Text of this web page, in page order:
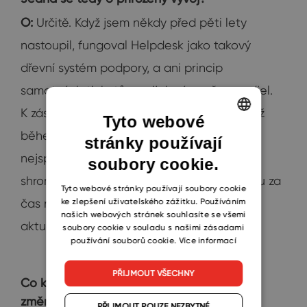
O: Určitě. Když jsem někdy před pěti lety
nastoupil, fungoval Helpdesk jako takový
dřevní systém podpory, a ani princip
samotných ticketů se nijak výrazně nevyvíjel.
K zásadnějším změnám začalo docházet až
během posledních dvou let. Proto se také
nejspíš dostaneme do stavu, kdy budeme
shromažďovat jednotlivé podněty a jednou za
čas na jejich základě vydáme nějakou
aktualizaci.
Co kdyby byla potřeba nějaká zásadnější
změna?
ENGLISH
CZECH
SLOVAK
Tyto webové
stránky používají
soubory cookie.
Tyto webové stránky používají soubory cookie
ke zlepšení uživatelského zážitku. Používáním
našich webových stránek souhlasíte se všemi
soubory cookie v souladu s našimi zásadami
používání souborů cookie. Více informací
PŘIJMOUT VŠECHNY